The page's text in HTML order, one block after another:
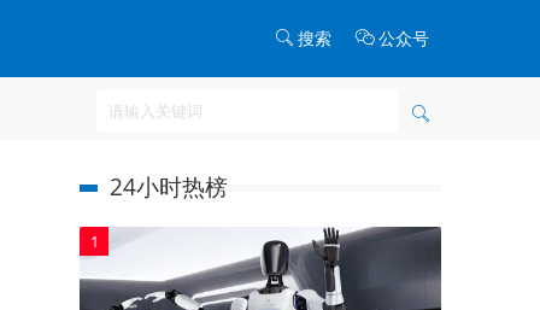
搜索 公众号
24小时热榜
1